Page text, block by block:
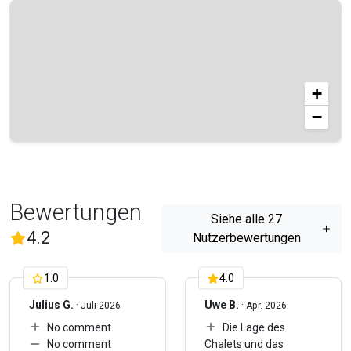
+
−
Bewertungen
4.2(
Siehe alle 27
Nutzerbewertungen
1.0
Julius G. · Juli 2026
No comment
No comment
4.0
Uwe B. · Apr. 2026
Die Lage des
Chalets und das